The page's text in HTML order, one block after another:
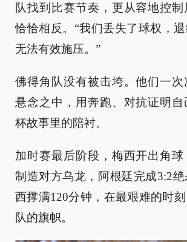
队找到比赛节奏，更从容地控
恰恰相反。“我们丢失了球权，
无法有效施压。”
佛得角队没有被击垮。他们一次
悬念之中，用奔跑、对抗证明
杯故事里的陪衬。
加时赛最后阶段，梅西开出角球
制造对方乌龙，阿根廷完成3:2
西撑满120分钟，在最艰难的时
队的旗帜。